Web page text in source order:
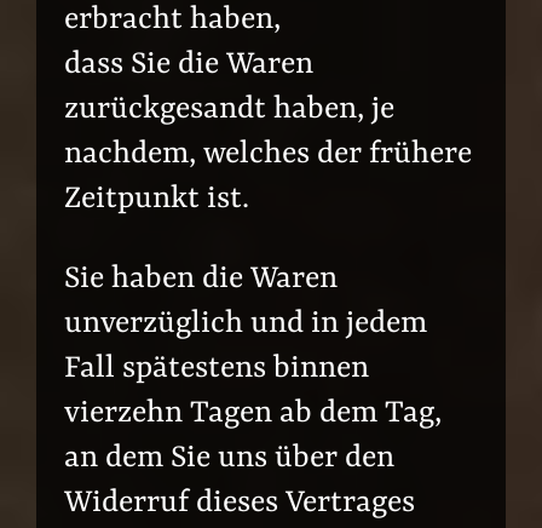
erbracht haben,
dass Sie die Waren
zurückgesandt haben, je
nachdem, welches der frühere
Zeitpunkt ist.
Sie haben die Waren
unverzüglich und in jedem
Fall spätestens binnen
vierzehn Tagen ab dem Tag,
an dem Sie uns über den
Widerruf dieses Vertrages